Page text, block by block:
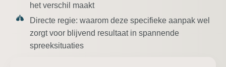
het verschil maakt
Directe regie: waarom deze specifieke aanpak wel
zorgt voor blijvend resultaat in spannende
spreeksituaties